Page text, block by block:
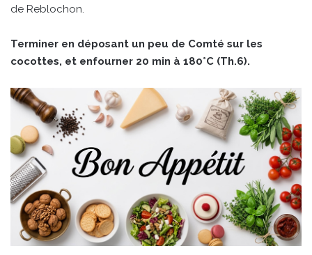
de Reblochon.
Terminer en déposant un peu de Comté sur les
cocottes, et enfourner 20 min à 180°C (Th.6).